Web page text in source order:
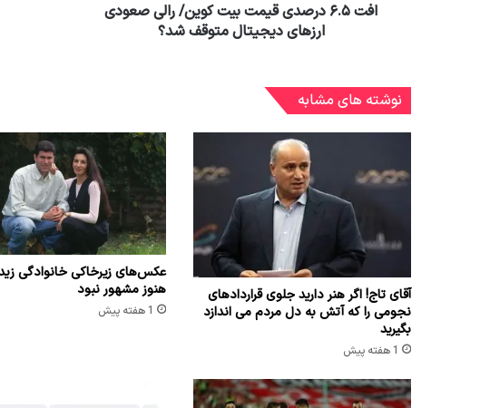
افت ۶.۵ درصدی قیمت بیت کوین/ رالی صعودی
ارزهای دیجیتال متوقف شد؟
نوشته های مشابه
آقای تاج! اگر هنر دارید جلوی قراردادهای
نجومی را که آتش به دل مردم می اندازد
بگیرید
1 هفته پیش
عکس‌های زیرخاکی خانوادگی
هنوز مشهور نبود
1 هفته پیش